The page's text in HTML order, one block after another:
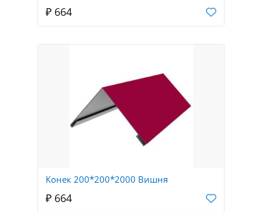
₽ 664
Конек 200*200*2000 Вишня
₽ 664